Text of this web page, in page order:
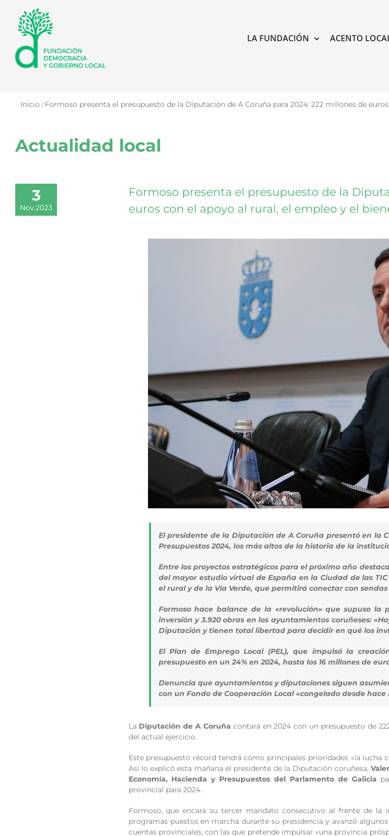
contenido
LA FUNDACIÓN ACENTO
Inicio Formoso presenta el presupuesto de la Diputación de A Coruña para 2024: 222 millones de
Actualidad local
3
Nov,2023
Formoso presenta el presupuesto de la
euros con el apoyo al rural, el empleo y el
El presidente de la Diputación de A Coruña presentó en la
Presupuestos 2024, los más altos de la historia de la
Entre los proyectos estratégicos para el próximo año
del mayor estudio virtual de España en la Ciudad de las
el rural y de la Vía Verde, que permitirá conectar con
Formoso hace balance de la «revolución» que supuso
inversión y 3.920 obras en los ayuntamientos coruñeses:
Diputación y tienen total libertad para decidir en qué los
El Plan de Emprego Local (PEL), que impulsó la
presupuesto en un 24% en 2024, hasta los 16 millones de
Denuncia que ayuntamientos y diputaciones siguen
con un Fondo de Cooperación Local «congelado desde
La Diputación de A Coruña contará en 2024 con un presupuesto de
del actual ejercicio.
Este presupuesto récord tendrá cómo principales prioridades «la lucha
Así lo explicó esta mañana el presidente de la Diputación coruñesa,
Economía, Hacienda y Presupuestos del Parlamento de Galicia
provincial para 2024.
Formoso, que encara su tercer mandato consecutivo al frente de
programas puestos en marcha durante su presidencia y avanzó
cuentas provinciales, con las que pretende impulsar «una provincia